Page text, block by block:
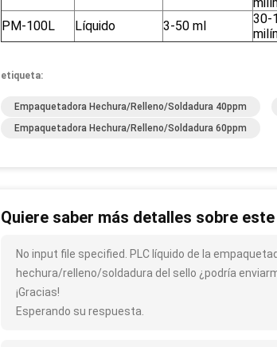
PM-100L Líquido 3-50 ml
30-
etiqueta:
Empaquetadora Hechura/relleno/soldadura 40ppm
Empaquetadora Hechura/relleno/soldadura 60ppm
Quiere saber más detalles sobre
No input file specified. PLC líquido de la
hechura/relleno/soldadura del sello ¿podría
¡Gracias!
Esperando su respuesta.